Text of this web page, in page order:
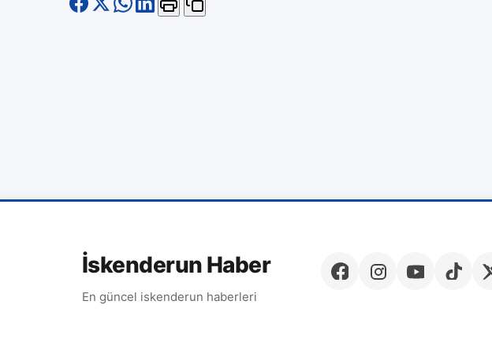
İskenderun Haber
En güncel iskenderun haberleri